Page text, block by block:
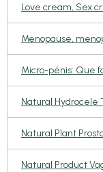
Love cream, Sex
Menopause,
Micro-pénis: Que
Natural
Natural Plant
Natural Product